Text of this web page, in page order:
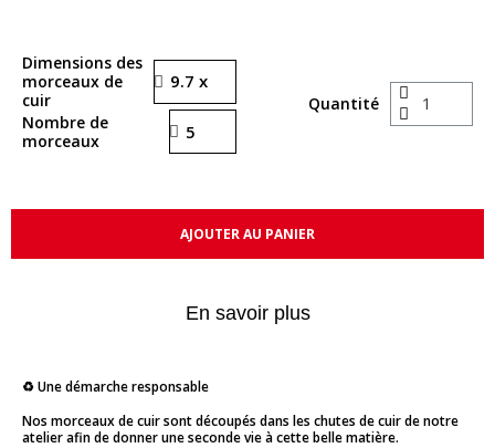
Dimensions des
morceaux de
cuir
Nombre de
morceaux
Quantité
AJOUTER AU PANIER
En savoir plus
♻️ Une démarche responsable
Nos morceaux de cuir sont découpés dans les chutes de cuir de notre
atelier afin de donner une seconde vie à cette belle matière.